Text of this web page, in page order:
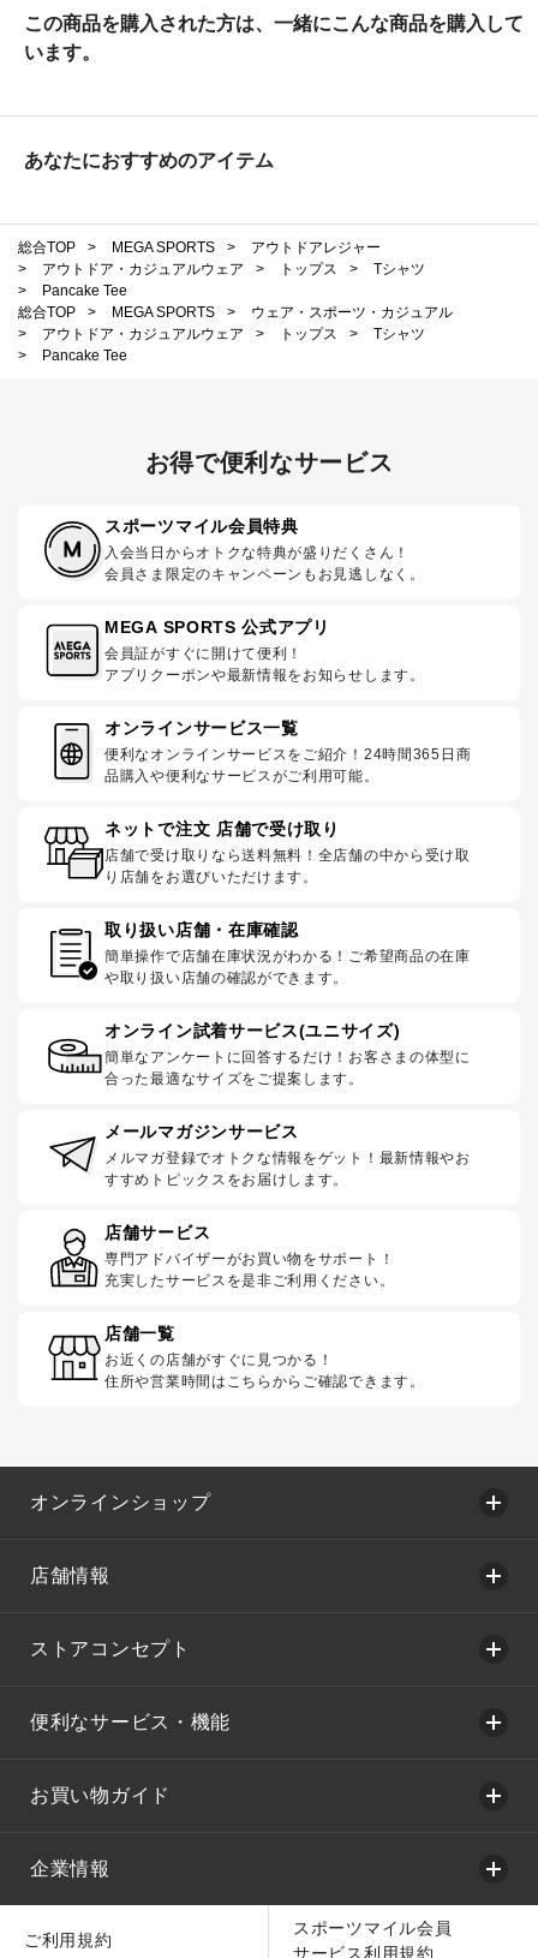
この商品を購入された方は、一緒にこんな商品を購入して
います。
あなたにおすすめのアイテム
総合TOP > MEGA SPORTS >
アウトドアレジャー
>
アウトドア・カジュアルウェア > トップス >
Tシャツ
>
Pancake Tee
総合TOP
> MEGA SPORTS >
ウェア・スポーツ・カジュアル
>
アウトドア・カジュアルウェア > トップス >
Tシャツ
>
Pancake Tee
お得で便利なサービス
スポーツマイル会員特典
入会当日からオトクな特典が盛りだくさん！
会員さま限定のキャンペーンもお見逃しなく。
MEGA SPORTS 公式アプリ
会員証がすぐに開けて便利！
アプリクーポンや最新情報をお知らせします。
オンラインサービス一覧
便利なオンラインサービスをご紹介！24時間365日商
品購入や便利なサービスがご利用可能。
ネットで注文 店舗で受け取り
店舗で受け取りなら送料無料！全店舗の中から受け取
り店舗をお選びいただけます。
取り扱い店舗・在庫確認
簡単操作で店舗在庫状況がわかる！ご希望商品の在庫
や取り扱い店舗の確認ができます。
オンライン試着サービス(ユニサイズ)
簡単なアンケートに回答するだけ！お客さまの体型に
合った最適なサイズをご提案します。
メールマガジンサービス
メルマガ登録でオトクな情報をゲット！最新情報やお
すすめトピックスをお届けします。
店舗サービス
専門アドバイザーがお買い物をサポート！
充実したサービスを是非ご利用ください。
店舗一覧
お近くの店舗がすぐに見つかる！
住所や営業時間はこちらからご確認できます。
オンラインショップ
店舗情報
ストアコンセプト
便利なサービス・機能
お買い物ガイド
企業情報
ご利用規約
スポーツマイル会員
サービス利用規約